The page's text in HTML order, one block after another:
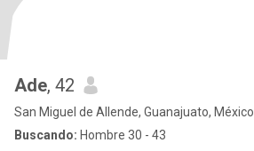
Ade, 42
San Miguel de Allende, Guanajuato, México
Buscando: Hombre 30 - 43